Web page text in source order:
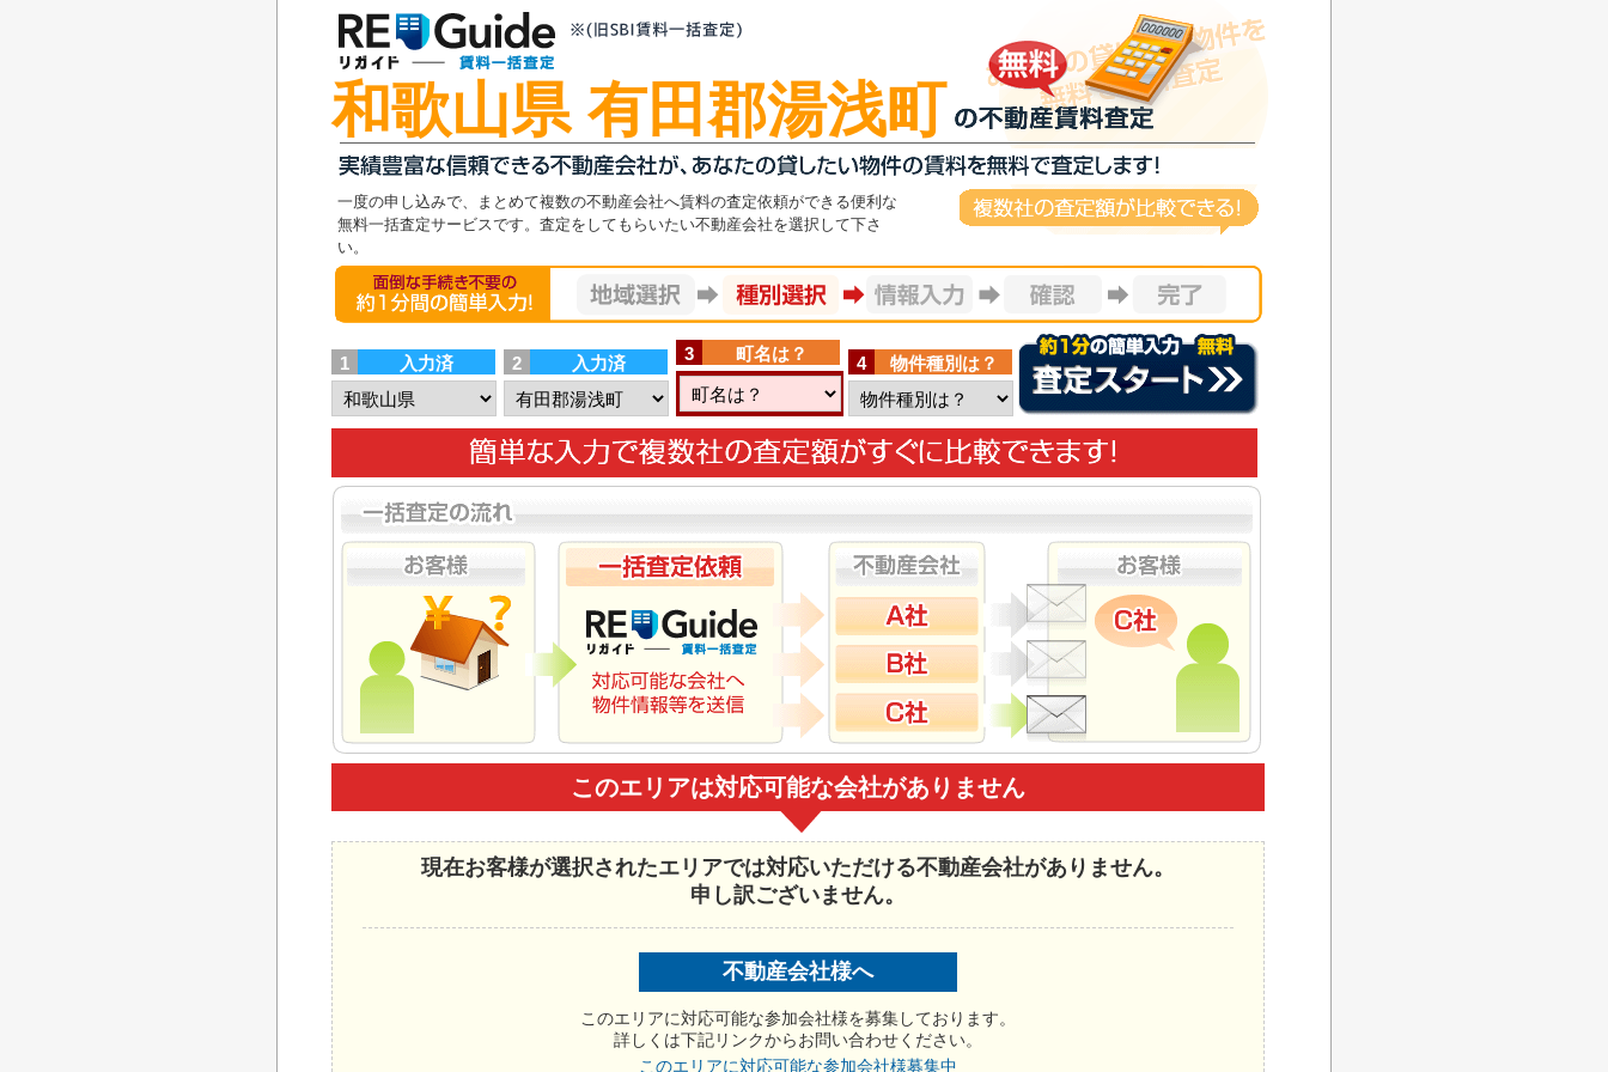
和歌山県 有田郡湯浅町
複数社の査定額が比較出来る
一度の申し込みで、まとめて複数の不動産会社へ賃料の査定依頼ができる便利な
無料一括査定サービスです。査定をしてもらいたい不動産会社を選択して下さ
い。
面倒な手続き不要の1分の簡単入力！地域選択
1 入力済 2 入力済 3 町名は？ 4 物件種別は？
このエリアは対応可能な会社がありません
現在お客様が選択されたエリアでは対応いただける不動産会社がありません。
申し訳ございません。
不動産会社様へ
このエリアに対応可能な参加会社様を募集しております。
詳しくは下記リンクからお問い合わせください。
このエリアに対応可能な参加会社様募集中